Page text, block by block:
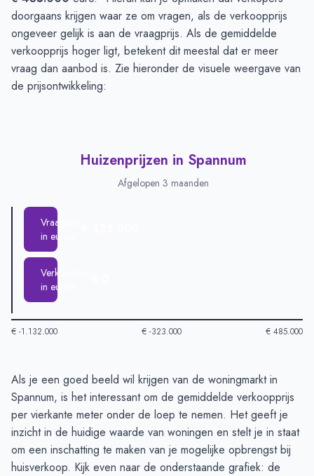
doorgaans krijgen waar ze om vragen, als de verkoopprijs
ongeveer gelijk is aan de vraagprijs. Als de gemiddelde
verkoopprijs hoger ligt, betekent dit meestal dat er meer
vraag dan aanbod is. Zie hieronder de visuele weergave van
de prijsontwikkeling:
Huizenprijzen in Spannum
Afgelopen 3 maanden
Vraagprijs
in euro's
Verkoopprijs
in euro's
€ -1.132.000 € -323.000 € 485.000
Huizenprijzen in Spannum-Afgelopen 3 maanden
Type
Bedrag
Vraagprijs in euro's
€ 435.000
Verkoopprijs in euro's
€ 0
Als je een goed beeld wil krijgen van de woningmarkt in
Spannum, is het interessant om de gemiddelde verkoopprijs
per vierkante meter onder de loep te nemen. Het geeft je
inzicht in de huidige waarde van woningen en stelt je in staat
om een inschatting te maken van je mogelijke opbrengst bij
huisverkoop. Kijk even naar de onderstaande grafiek: de